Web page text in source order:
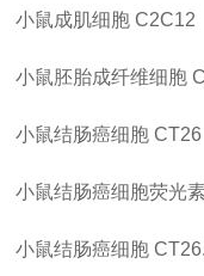
小鼠成肌细胞 C2C12
小鼠胚胎成纤维细胞
小鼠结肠癌细胞 CT26
小鼠结肠癌细胞荧光
小鼠结肠癌细胞